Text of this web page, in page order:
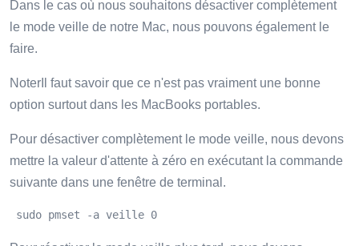
Dans le cas où nous souhaitons désactiver complètement
le mode veille de notre Mac, nous pouvons également le
faire.
NoterIl faut savoir que ce n'est pas vraiment une bonne
option surtout dans les MacBooks portables.
Pour désactiver complètement le mode veille, nous devons
mettre la valeur d'attente à zéro en exécutant la commande
suivante dans une fenêtre de terminal.
sudo pmset -a veille 0